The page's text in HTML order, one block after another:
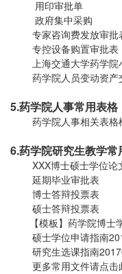
用印审批单
政府集中采购
专家咨询费发放审批
专控设备购置审批表
上海交通大学药学院
药学院人员变动资产
5.药学院人事常用表格
药学院人事相关表格
6.药学院研究生教学常
XXX博士硕士学位论
延期毕业审批表
博士答辩投票表
硕士答辩投票表
【模板】药学院博
硕士学位申请指南
研究生选课指南
更多常用文件请点击